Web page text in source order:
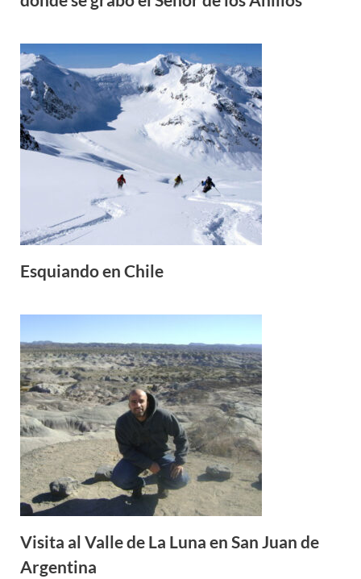
Esquiando en Chile
Visita al Valle de La Luna en San Juan de
Argentina